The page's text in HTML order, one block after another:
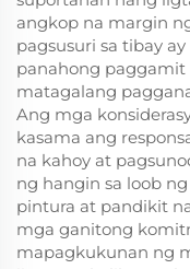
angkop na margin
pagsusuri sa tibay
panahong
matagalang
Ang mga
kasama ang
na kahoy at
ng hangin sa loob
pintura at pandikit
mga ganitong
mapagkukunan ng